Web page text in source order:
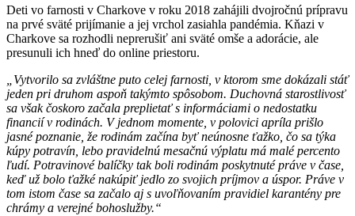
Deti vo farnosti v Charkove v roku 2018 zahájili dvojročnú prípravu
na prvé sväté prijímanie a jej vrchol zasiahla pandémia. Kňazi v
Charkove sa rozhodli neprerušiť ani sväté omše a adorácie, ale
presunuli ich hneď do online priestoru.
„Vytvorilo sa zvláštne puto celej farnosti, v ktorom sme dokázali stáť
jeden pri druhom aspoň takýmto spôsobom. Duchovná starostlivosť
sa však čoskoro začala preplietať s informáciami o nedostatku
financií v rodinách. V jednom momente, v polovici apríla prišlo
jasné poznanie, že rodinám začína byť neúnosne ťažko, čo sa týka
kúpy potravín, lebo pravidelnú mesačnú výplatu má malé percento
ľudí. Potravinové balíčky tak boli rodinám poskytnuté práve v čase,
keď už bolo ťažké nakúpiť jedlo zo svojich príjmov a úspor. Práve v
tom istom čase sa začalo aj s uvoľňovaním pravidiel karantény pre
chrámy a verejné bohoslužby.“